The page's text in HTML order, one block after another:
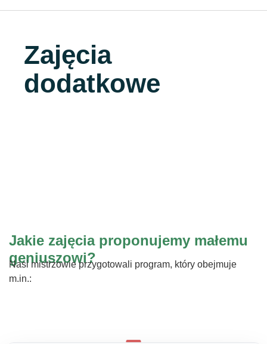
Zajęcia
dodatkowe
Jakie zajęcia proponujemy małemu
geniuszowi?
Nasi mistrzowie przygotowali program, który obejmuje
m.in.: